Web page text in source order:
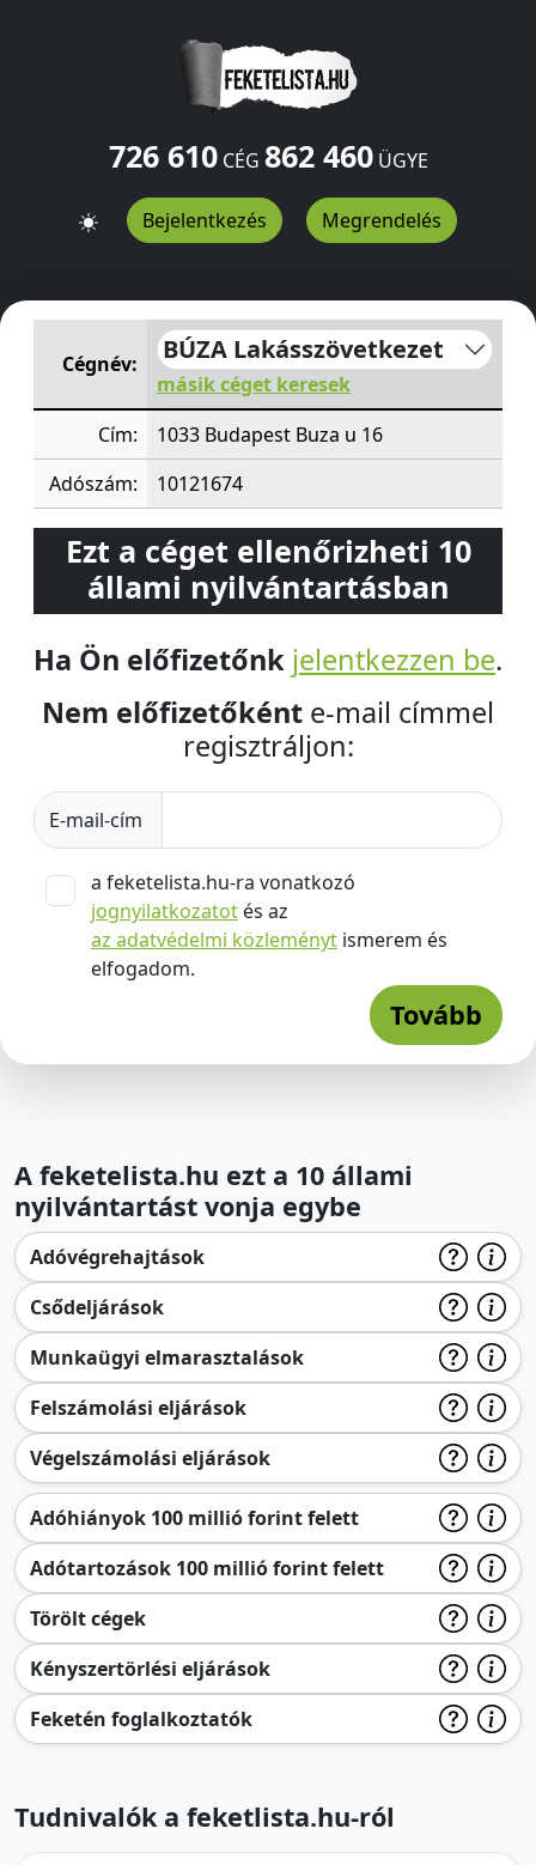
726 610CÉG 862 460ÜGYE
Bejelentkezés Megrendelés
BÚZA LakásszövetkezetBuza u 16Budapest1033HU
Cégnév:
BÚZA Lakásszövetkezet
másik céget keresek
Cím:
1033 Budapest Buza u 16
Adószám:
10121674
Ezt a céget ellenőrizheti 10
állami nyilvántartásban
Ha Ön előfizetőnk jelentkezzen be.
Nem előfizetőként e-mail címmel
regisztráljon:
E-mail-cím
a feketelista.hu-ra vonatkozó
jognyilatkozatot és az
az adatvédelmi közleményt ismerem és
elfogadom.
Tovább
A feketelista.hu ezt a 10 állami
nyilvántartást vonja egybe
Adóvégrehajtások
Csődeljárások
Munkaügyi elmarasztalások
Felszámolási eljárások
Végelszámolási eljárások
Adóhiányok 100 millió forint felett
Adótartozások 100 millió forint felett
Törölt cégek
Kényszertörlési eljárások
Feketén foglalkoztatók
Tudnivalók a feketlista.hu-ról